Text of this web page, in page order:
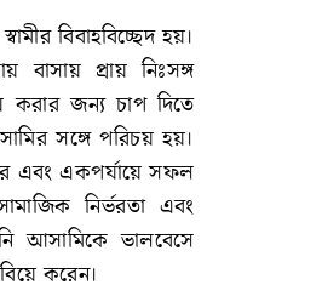
বিবাহবিচ্ছেদ হয়।
বাসায় প্রায় নিঃসঙ্গ
করার জন্য চাপ দিতে
সঙ্গে পরিচয় হয়।
এবং একপর্যায়ে সফল
নির্ভরতা এবং
আসামিকে ভালবেসে
করেন।